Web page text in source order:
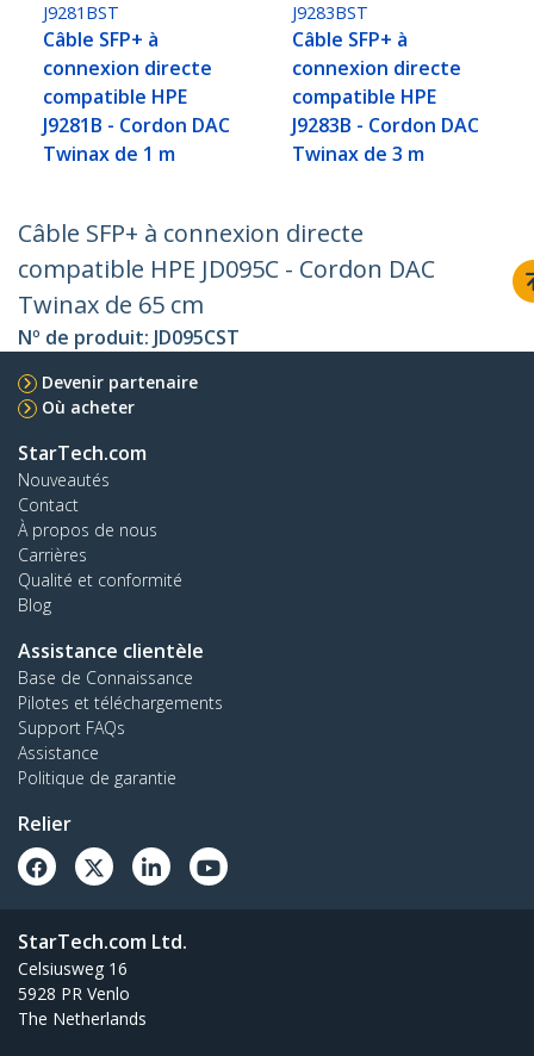
J9281BST
Câble SFP+ à
connexion directe
compatible HPE
J9281B - Cordon DAC
Twinax de 1 m
J9283BST
Câble SFP+ à
connexion directe
compatible HPE
J9283B - Cordon DAC
Twinax de 3 m
Câble SFP+ à connexion directe
compatible HPE JD095C - Cordon DAC
Twinax de 65 cm
Nº de produit: JD095CST
Devenir partenaire
Où acheter
StarTech.com
Nouveautés
Contact
À propos de nous
Carrières
Qualité et conformité
Blog
Assistance clientèle
Base de Connaissance
Pilotes et téléchargements
Support FAQs
Assistance
Politique de garantie
Relier
StarTech.com Ltd.
Celsiusweg 16
5928 PR Venlo
The Netherlands